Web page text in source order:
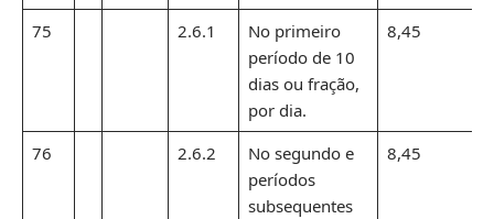
75 2.6.1
No primeiro
período de 10
dias ou fração,
por dia.
8,45
76 2.6.2
No segundo e
períodos
subsequentes
8,45